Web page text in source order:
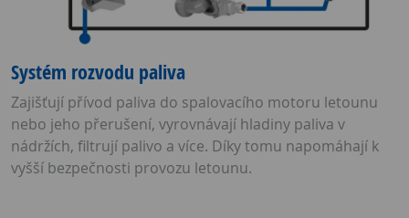
Systém rozvodu paliva
Zajišťují přívod paliva do spalovacího motoru letounu
nebo jeho přerušení, vyrovnávají hladiny paliva v
nádržích, filtrují palivo a více. Díky tomu napomáhají k
vyšší bezpečnosti provozu letounu.